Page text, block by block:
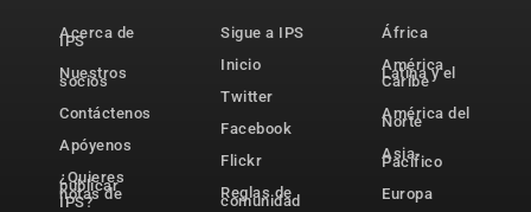
Acerca de
IPS
Nuestros
socios
Contáctenos
Apóyenos
¿Quieres
publicar
notas de
IPS?
Sigue a IPS
Inicio
Twitter
Facebook
Flickr
Reglas de
comunidad
África
América
Latina y el
Caribe
América del
Norte
Asia-
Pacífico
Europa